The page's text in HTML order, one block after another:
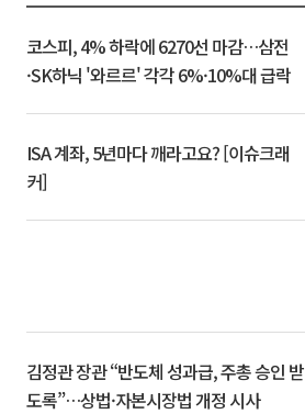
코스피, 4% 하락에 6270선 마감…삼전
·SK하닉 '와르르' 각각 6%·10%대 급락
ISA 계좌, 5년마다 깨라고요? [이슈크래
커]
김정관 장관 “반도체 성과급, 주총 승인 받
도록”…상법·자본시장법 개정 시사